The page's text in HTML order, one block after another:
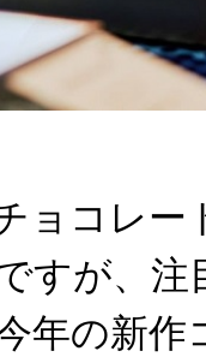
ョコレー
すが、注
年の新作